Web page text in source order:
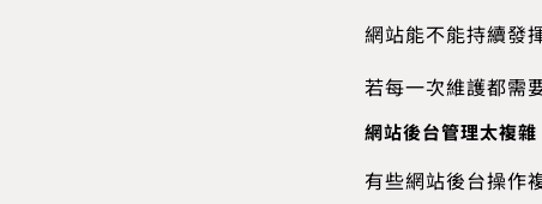
網站能不能持續發
若每一次維護都需
網站後台管理太複
有些網站後台操作